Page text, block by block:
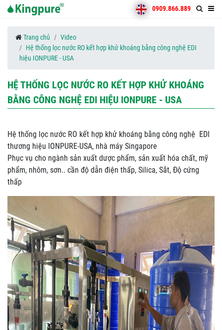
0909.866.889
Trang chủ
Video
Hệ thống lọc nước RO kết hợp khử khoáng bằng công nghệ EDI
hiệu IONPURE - USA
HỆ THỐNG LỌC NƯỚC RO KẾT HỢP KHỬ KHOÁNG
BẰNG CÔNG NGHỆ EDI HIỆU IONPURE - USA
Hệ thống lọc nước RO kết hợp khử khoáng bằng công nghệ EDI
thương hiệu IONPURE-USA, nhà máy Singapore
Phục vụ cho ngành sản xuất dược phẩm, sản xuất hóa chất, mỹ
phẩm, nhôm, sơn.. cần độ dẫn điện thấp, Silica, Sắt, Độ cứng
thấp